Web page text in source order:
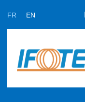
FR EN
Actualités
Support